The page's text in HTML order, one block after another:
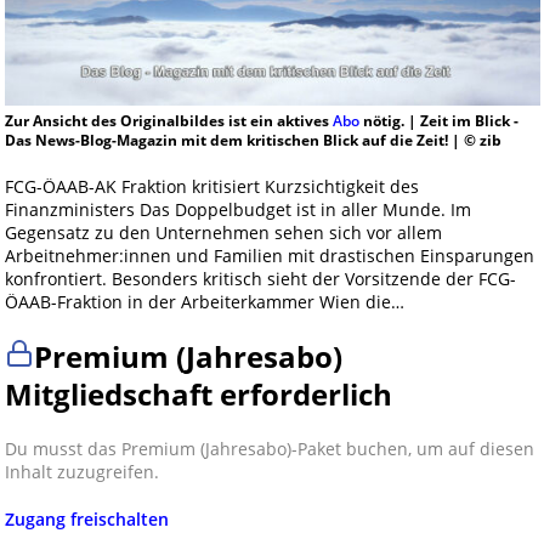
Zur Ansicht des Originalbildes ist ein aktivesAbonötig. | Zeit im Blick -
Das News-Blog-Magazin mit dem kritischen Blick auf die Zeit! | © zib
FCG-ÖAAB-AK Fraktion kritisiert Kurzsichtigkeit des
Finanzministers Das Doppelbudget ist in aller Munde. Im
Gegensatz zu den Unternehmen sehen sich vor allem
Arbeitnehmer:innen und Familien mit drastischen Einsparungen
konfrontiert. Besonders kritisch sieht der Vorsitzende der FCG-
ÖAAB-Fraktion in der Arbeiterkammer Wien die…
Premium (Jahresabo)
Mitgliedschaft erforderlich
Du musst das Premium (Jahresabo)-Paket buchen, um auf diesen
Inhalt zuzugreifen.
Zugang freischalten